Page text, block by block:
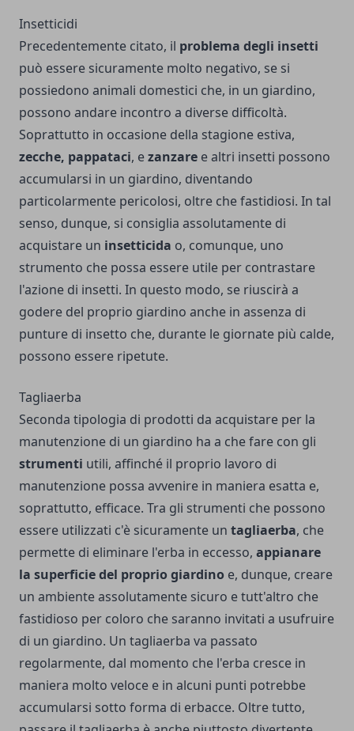
Insetticidi
Precedentemente citato, il problema degli insetti
può essere sicuramente molto negativo, se si
possiedono animali domestici che, in un giardino,
possono andare incontro a diverse difficoltà.
Soprattutto in occasione della stagione estiva,
zecche, pappataci, ezanzare e altri insetti possono
accumularsi in un giardino, diventando
particolarmente pericolosi, oltre che fastidiosi. In tal
senso, dunque, si consiglia assolutamente di
acquistare un insetticida o, comunque, uno
strumento che possa essere utile per contrastare
l'azione di insetti. In questo modo, se riuscirà a
godere del proprio giardino anche in assenza di
punture di insetto che, durante le giornate più calde,
possono essere ripetute.
Tagliaerba
Seconda tipologia di prodotti da acquistare per la
manutenzione di un giardino ha a che fare con gli
strumenti utili, affinché il proprio lavoro di
manutenzione possa avvenire in maniera esatta e,
soprattutto, efficace. Tra gli strumenti che possono
essere utilizzati c'è sicuramente un tagliaerba, che
permette di eliminare l'erba in eccesso, appianare
la superficie del proprio giardino e, dunque, creare
un ambiente assolutamente sicuro e tutt'altro che
fastidioso per coloro che saranno invitati a usufruire
di un giardino. Un tagliaerba va passato
regolarmente, dal momento che l'erba cresce in
maniera molto veloce e in alcuni punti potrebbe
accumularsi sotto forma di erbacce. Oltre tutto,